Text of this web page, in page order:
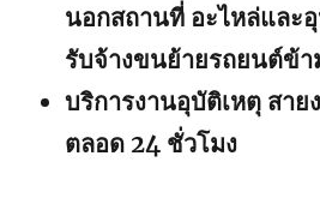
นอกสถานที่ อะไหล่และ
รับจ้างขนย้ายรถยนต์ข้า
บริการงานอุบัติเหตุ สา
ตลอด 24 ชั่วโมง